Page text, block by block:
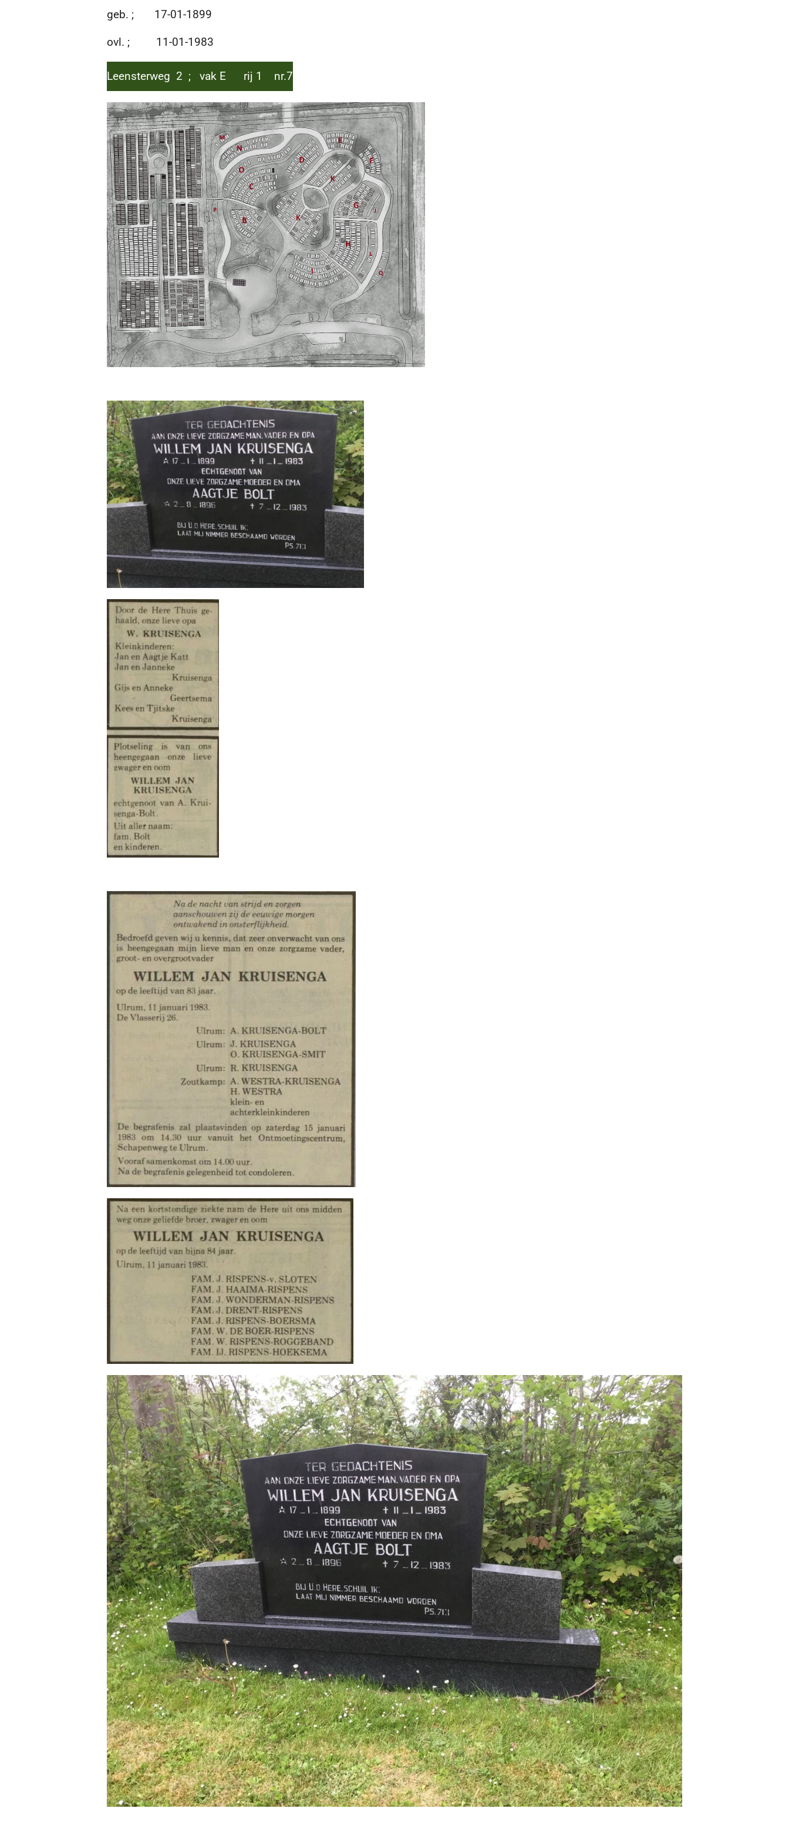
geb. ; 17-01-1899
ovl. ; 11-01-1983
Leensterweg 2 ; vak E rij 1 nr.7